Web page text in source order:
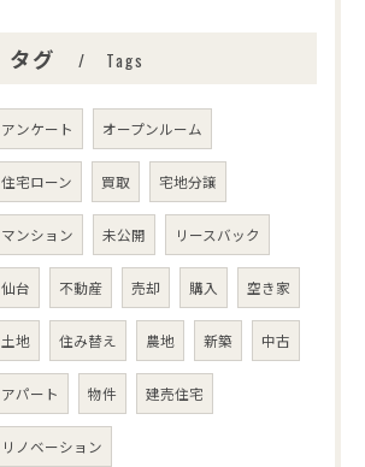
タグ Tags
アンケート オープンルーム
住宅ローン 買取 宅地分譲
マンション 未公開 リースバック
仙台 不動産 売却 購入 空き家
土地 住み替え 農地 新築 中古
アパート 物件 建売住宅
リノベーション